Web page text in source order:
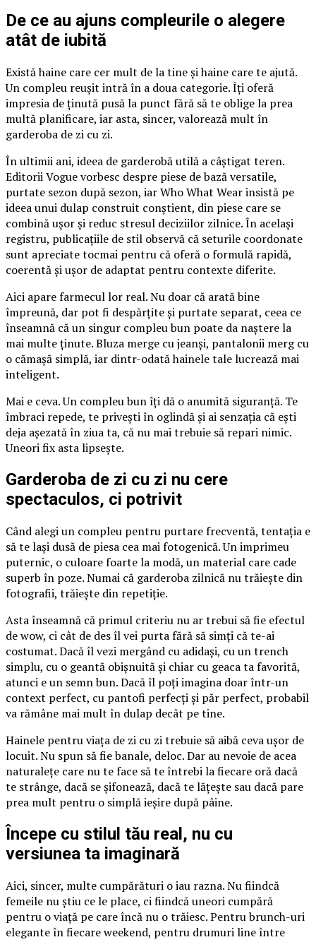
De ce au ajuns compleurile o alegere
atât de iubită
Există haine care cer mult de la tine și haine care te ajută.
Un compleu reușit intră în a doua categorie. Îți oferă
impresia de ținută pusă la punct fără să te oblige la prea
multă planificare, iar asta, sincer, valorează mult în
garderoba de zi cu zi.
În ultimii ani, ideea de garderobă utilă a câștigat teren.
Editorii Vogue vorbesc despre piese de bază versatile,
purtate sezon după sezon, iar Who What Wear insistă pe
ideea unui dulap construit conștient, din piese care se
combină ușor și reduc stresul deciziilor zilnice. În același
registru, publicațiile de stil observă că seturile coordonate
sunt apreciate tocmai pentru că oferă o formulă rapidă,
coerentă și ușor de adaptat pentru contexte diferite.
Aici apare farmecul lor real. Nu doar că arată bine
împreună, dar pot fi despărțite și purtate separat, ceea ce
înseamnă că un singur compleu bun poate da naștere la
mai multe ținute. Bluza merge cu jeanși, pantalonii merg cu
o cămașă simplă, iar dintr-odată hainele tale lucrează mai
inteligent.
Mai e ceva. Un compleu bun îți dă o anumită siguranță. Te
îmbraci repede, te privești în oglindă și ai senzația că ești
deja așezată în ziua ta, că nu mai trebuie să repari nimic.
Uneori fix asta lipsește.
Garderoba de zi cu zi nu cere
spectaculos, ci potrivit
Când alegi un compleu pentru purtare frecventă, tentația e
să te lași dusă de piesa cea mai fotogenică. Un imprimeu
puternic, o culoare foarte la modă, un material care cade
superb în poze. Numai că garderoba zilnică nu trăiește din
fotografii, trăiește din repetiție.
Asta înseamnă că primul criteriu nu ar trebui să fie efectul
de wow, ci cât de des îl vei purta fără să simți că te-ai
costumat. Dacă îl vezi mergând cu adidași, cu un trench
simplu, cu o geantă obișnuită și chiar cu geaca ta favorită,
atunci e un semn bun. Dacă îl poți imagina doar într-un
context perfect, cu pantofi perfecți și păr perfect, probabil
va rămâne mai mult în dulap decât pe tine.
Hainele pentru viața de zi cu zi trebuie să aibă ceva ușor de
locuit. Nu spun să fie banale, deloc. Dar au nevoie de acea
naturalețe care nu te face să te întrebi la fiecare oră dacă
te strânge, dacă se șifonează, dacă te lățește sau dacă pare
prea mult pentru o simplă ieșire după pâine.
Începe cu stilul tău real, nu cu
versiunea ta imaginară
Aici, sincer, multe cumpărături o iau razna. Nu fiindcă
femeile nu știu ce le place, ci fiindcă uneori cumpără
pentru o viață pe care încă nu o trăiesc. Pentru brunch-uri
elegante în fiecare weekend, pentru drumuri line între